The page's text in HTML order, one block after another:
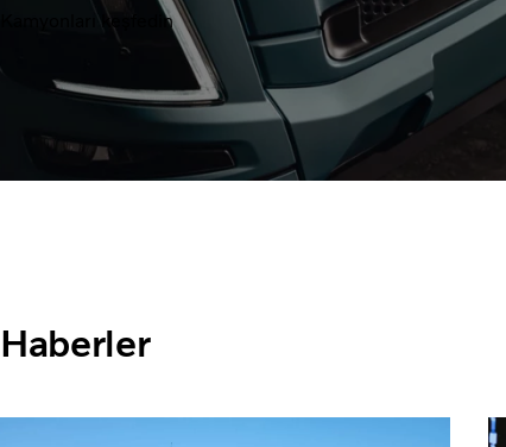
Kamyonları keşfedin
Haberler